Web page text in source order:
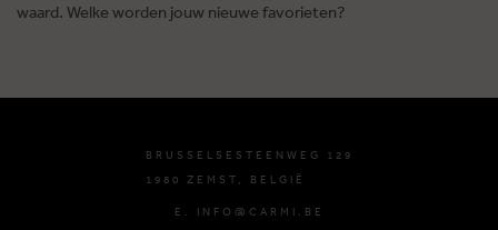
waard. Welke worden jouw nieuwe favorieten?
BRUSSELSESTEENWEG 129
1980 ZEMST, BELGIË
E. INFO@CARMI.BE